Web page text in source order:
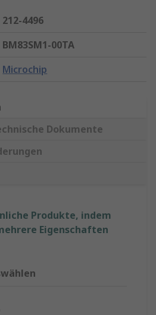
212-4496
BM83SM1-00TA
Microchip
Dokumente
Produkte, indem
Eigenschaften